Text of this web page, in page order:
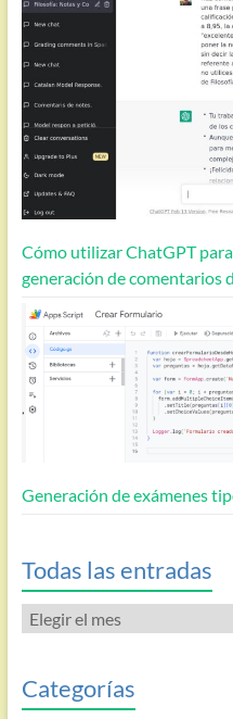
Cómo utilizar ChatGPT
generación de comentarios
Generación de exámenes
Todas las entradas
Todas
las
Categorías